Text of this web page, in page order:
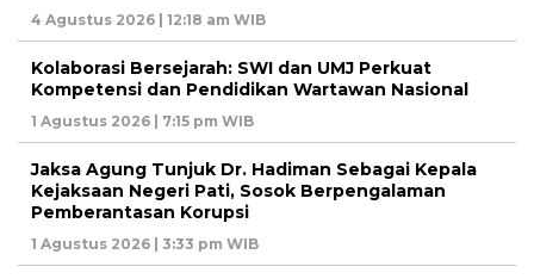
4 Agustus 2026 | 12:18 am WIB
Kolaborasi Bersejarah: SWI dan UMJ Perkuat
Kompetensi dan Pendidikan Wartawan Nasional
1 Agustus 2026 | 7:15 pm WIB
Jaksa Agung Tunjuk Dr. Hadiman Sebagai Kepala
Kejaksaan Negeri Pati, Sosok Berpengalaman
Pemberantasan Korupsi
1 Agustus 2026 | 3:33 pm WIB